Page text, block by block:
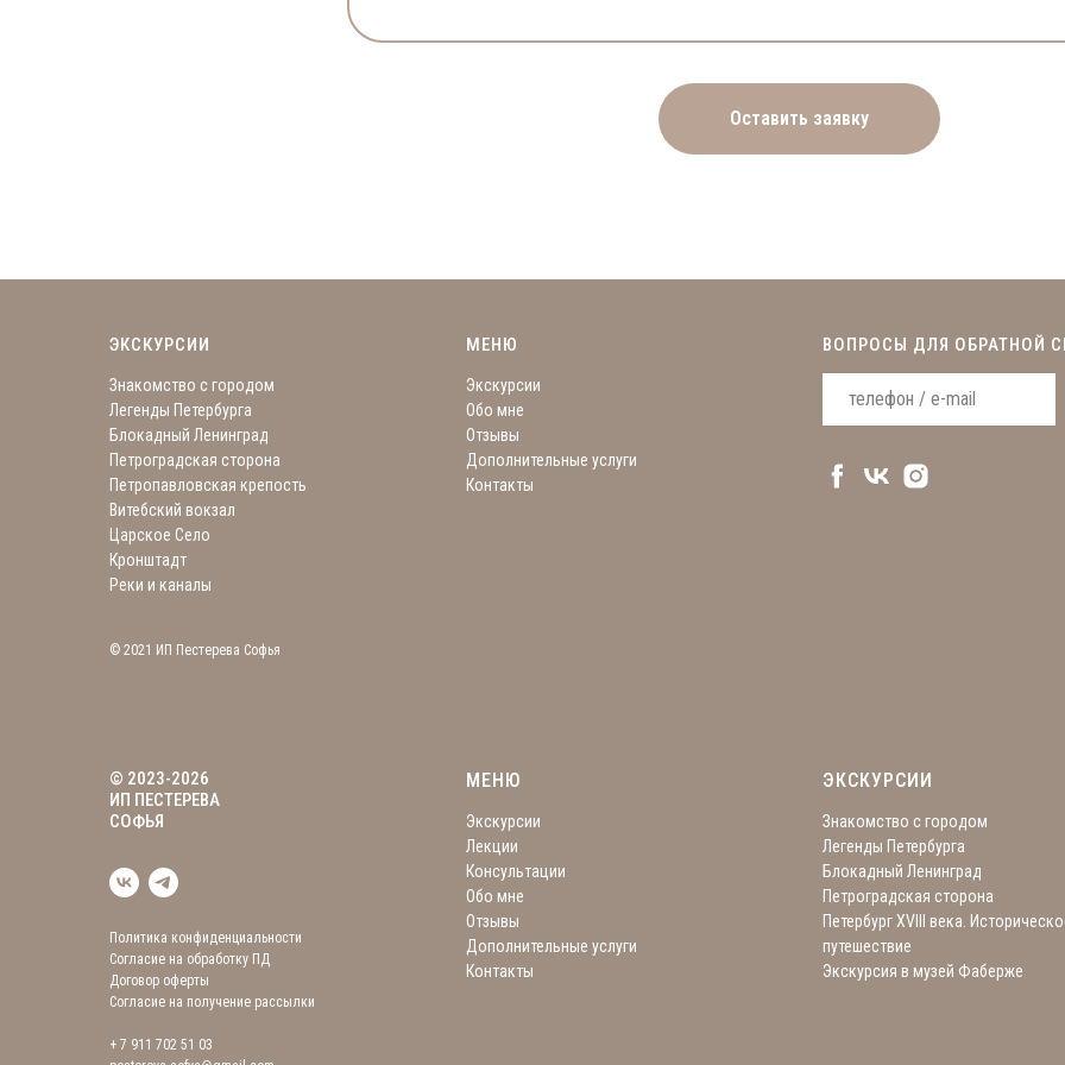
Оставить заявку
ЭКСКУРСИИ
Знакомство с городом
Легенды Петербурга
Блокадный Ленинград
Петроградская сторона
Петропавловская крепость
Витебский вокзал
Царское Село
Кронштадт
Реки и каналы
МЕНЮ
Экскурсии
Обо мне
Отзывы
Дополнительные услуги
Контакты
ВОПРОСЫ ДЛЯ ОБРАТНОЙ
© 2021 ИП Пестерева Софья
© 2023-2026
ИП ПЕСТЕРЕВА
СОФЬЯ
Политика конфиденциальности
Согласие на обработку ПД
Договор оферты
Согласие на получение рассылки
+ 7 911 702 51 03
МЕНЮ
Экскурсии
Лекции
Консультации
Обо мне
Отзывы
Дополнительные услуги
Контакты
ЭКСКУРСИИ
Знакомство с городом
Легенды Петербурга
Блокадный Ленинград
Петроградская сторона
Петербург XVIII века.
путешествие
Экскурсия в музей Фаберже